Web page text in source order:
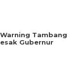
Tambang
Gubernur